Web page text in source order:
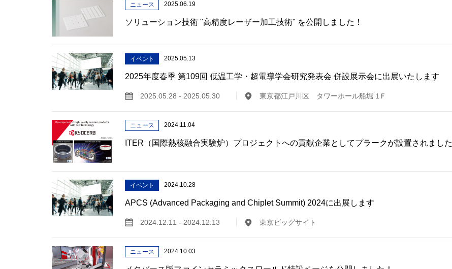
ニュース 2025.06.19
ソリューション技術 "高精度レーザー加工技術" を公開しました！
イベント 2025.05.13
2025年度春季 第109回 低温工学・超電導学会研究発表会 併設展示会に出展いたします
2025.05.28 - 2025.05.30 東京都江戸川区 タワーホール船堀 1Ｆ
ニュース 2024.11.04
ITER（国際熱核融合実験炉）プロジェクトへの貢献企業としてプラークが設置されました
イベント 2024.10.28
APCS (Advanced Packaging and Chiplet Summit) 2024に出展します
2024.12.11 - 2024.12.13 東京ビッグサイト
ニュース 2024.10.03